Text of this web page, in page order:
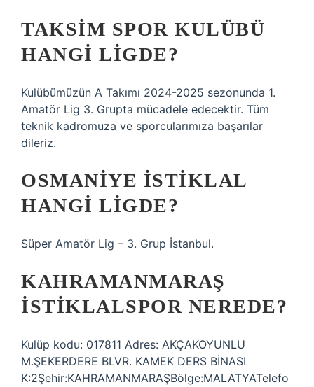
TAKSIM SPOR KULÜBÜ
HANGI LIGDE?
Kulübümüzün A Takımı 2024-2025 sezonunda 1.
Amatör Lig 3. Grupta mücadele edecektir. Tüm
teknik kadromuza ve sporcularımıza başarılar
dileriz.
OSMANIYE İSTIKLAL
HANGI LIGDE?
Süper Amatör Lig – 3. Grup İstanbul.
KAHRAMANMARAŞ
İSTIKLALSPOR NEREDE?
Kulüp kodu: 017811 Adres: AKÇAKOYUNLU
M.ŞEKERDERE BLVR. KAMEK DERS BİNASI
K:2Şehir:KAHRAMANMARAŞBölge:MALATYATelefo